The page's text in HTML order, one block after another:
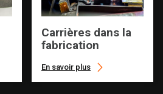
Carrières dans la
fabrication
En savoir plus